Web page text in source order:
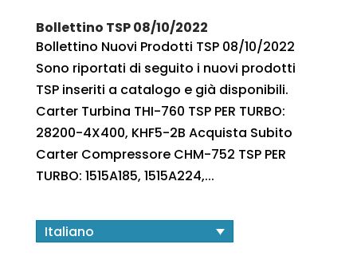
Bollettino TSP 08/10/2022
Bollettino Nuovi Prodotti TSP 08/10/2022
Sono riportati di seguito i nuovi prodotti
TSP inseriti a catalogo e già disponibili.
Carter Turbina THI-760 TSP PER TURBO:
28200-4X400, KHF5-2B Acquista Subito
Carter Compressore CHM-752 TSP PER
TURBO: 1515A185, 1515A224,...
Italiano